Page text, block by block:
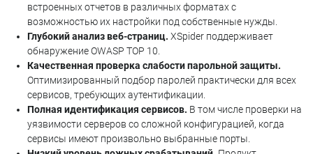
встроенных отчетов в различных форматах с
возможностью их настройки под собственные нужды.
Глубокий анализ веб-страниц. XSpider поддерживает
обнаружение OWASP TOP 10.
Качественная проверка слабости парольной защиты.
Оптимизированный подбор паролей практически для всех
сервисов, требующих аутентификации.
Полная идентификация сервисов. В том числе проверки на
уязвимости серверов со сложной конфигурацией, когда
сервисы имеют произвольно выбранные порты.